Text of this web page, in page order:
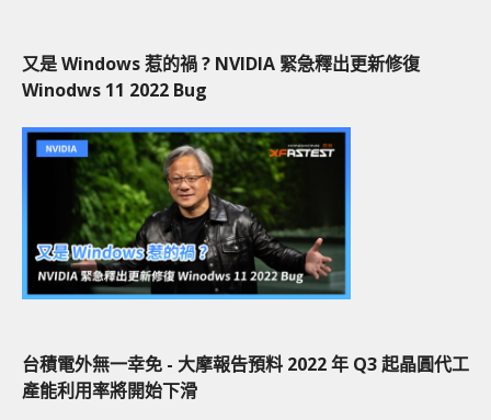
又是 Windows 惹的禍 ? NVIDIA 緊急釋出更新修復
Winodws 11 2022 Bug
台積電外無一幸免 - 大摩報告預料 2022 年 Q3 起晶圓代工
產能利用率將開始下滑